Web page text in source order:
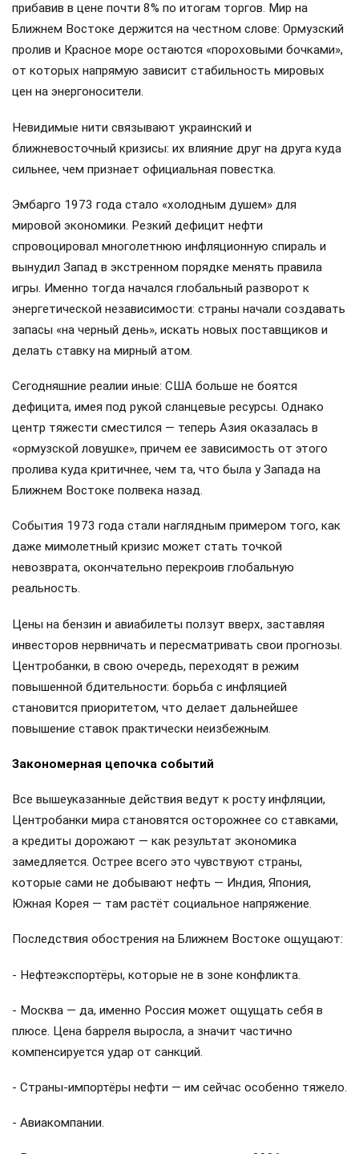
прибавив в цене почти 8% по итогам торгов. Мир на
Ближнем Востоке держится на честном слове: Ормузский
пролив и Красное море остаются «пороховыми бочками»,
от которых напрямую зависит стабильность мировых
цен на энергоносители.
Невидимые нити связывают украинский и
ближневосточный кризисы: их влияние друг на друга куда
сильнее, чем признает официальная повестка.
Эмбарго 1973 года стало «холодным душем» для
мировой экономики. Резкий дефицит нефти
спровоцировал многолетнюю инфляционную спираль и
вынудил Запад в экстренном порядке менять правила
игры. Именно тогда начался глобальный разворот к
энергетической независимости: страны начали создавать
запасы «на черный день», искать новых поставщиков и
делать ставку на мирный атом.
Сегодняшние реалии иные: США больше не боятся
дефицита, имея под рукой сланцевые ресурсы. Однако
центр тяжести сместился — теперь Азия оказалась в
«ормузской ловушке», причем ее зависимость от этого
пролива куда критичнее, чем та, что была у Запада на
Ближнем Востоке полвека назад.
События 1973 года стали наглядным примером того, как
даже мимолетный кризис может стать точкой
невозврата, окончательно перекроив глобальную
реальность.
Цены на бензин и авиабилеты ползут вверх, заставляя
инвесторов нервничать и пересматривать свои прогнозы.
Центробанки, в свою очередь, переходят в режим
повышенной бдительности: борьба с инфляцией
становится приоритетом, что делает дальнейшее
повышение ставок практически неизбежным.
Закономерная цепочка событий
Все вышеуказанные действия ведут к росту инфляции,
Центробанки мира становятся осторожнее со ставками,
а кредиты дорожают — как результат экономика
замедляется. Острее всего это чувствуют страны,
которые сами не добывают нефть — Индия, Япония,
Южная Корея — там растёт социальное напряжение.
Последствия обострения на Ближнем Востоке ощущают:
- Нефтеэкспортёры, которые не в зоне конфликта.
- Москва — да, именно Россия может ощущать себя в
плюсе. Цена барреля выросла, а значит частично
компенсируется удар от санкций.
- Страны-импортёры нефти — им сейчас особенно тяжело.
- Авиакомпании.